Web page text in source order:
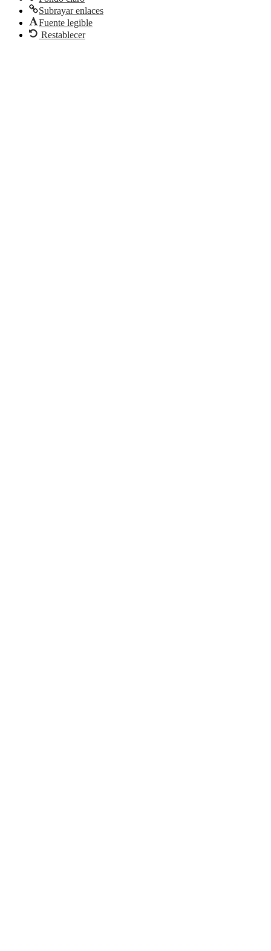
Subrayar enlaces
Fuente legible
Restablecer